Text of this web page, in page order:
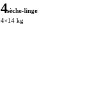
4sèche-linge
4×14 kg